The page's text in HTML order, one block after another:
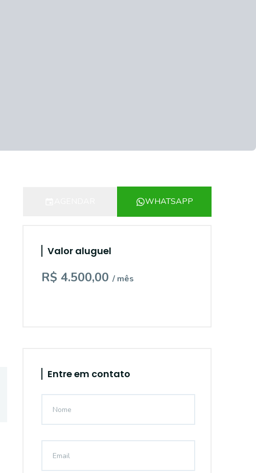
WHATSAPP
Valor aluguel
R$ 4.500,00 / mês
Entre em contato